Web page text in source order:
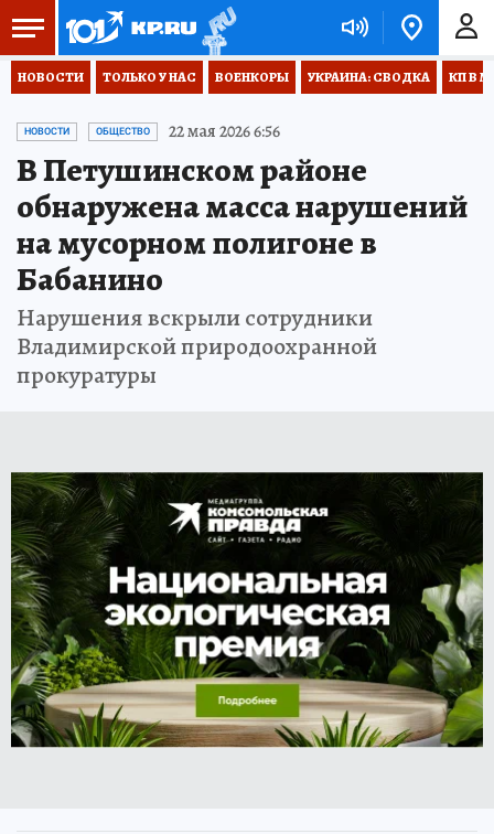
НОВОСТИ ТОЛЬКО У НАС ВОЕНКОРЫ УКРАИНА: СВОДКА КП В
НОВОСТИ ОБЩЕСТВО 22 мая 2026 6:56
В Петушинском районе
обнаружена масса нарушений
на мусорном полигоне в
Бабанино
Нарушения вскрыли сотрудники
Владимирской природоохранной
прокуратуры